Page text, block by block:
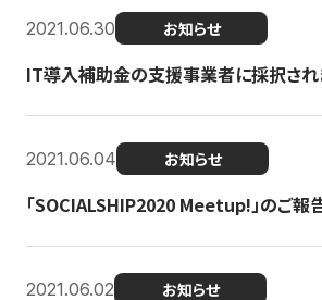
2021.06.30 お知らせ
IT導入補助金の支援事業者に採択され
2021.06.04 お知らせ
「SOCIALSHIP2020 Meetup!」のご報
2021.06.02 お知らせ